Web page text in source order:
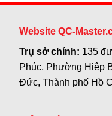
Website QC-
Trụ sở chính: 135
Phúc, Phường Hiệp
Đức, Thành phố Hồ